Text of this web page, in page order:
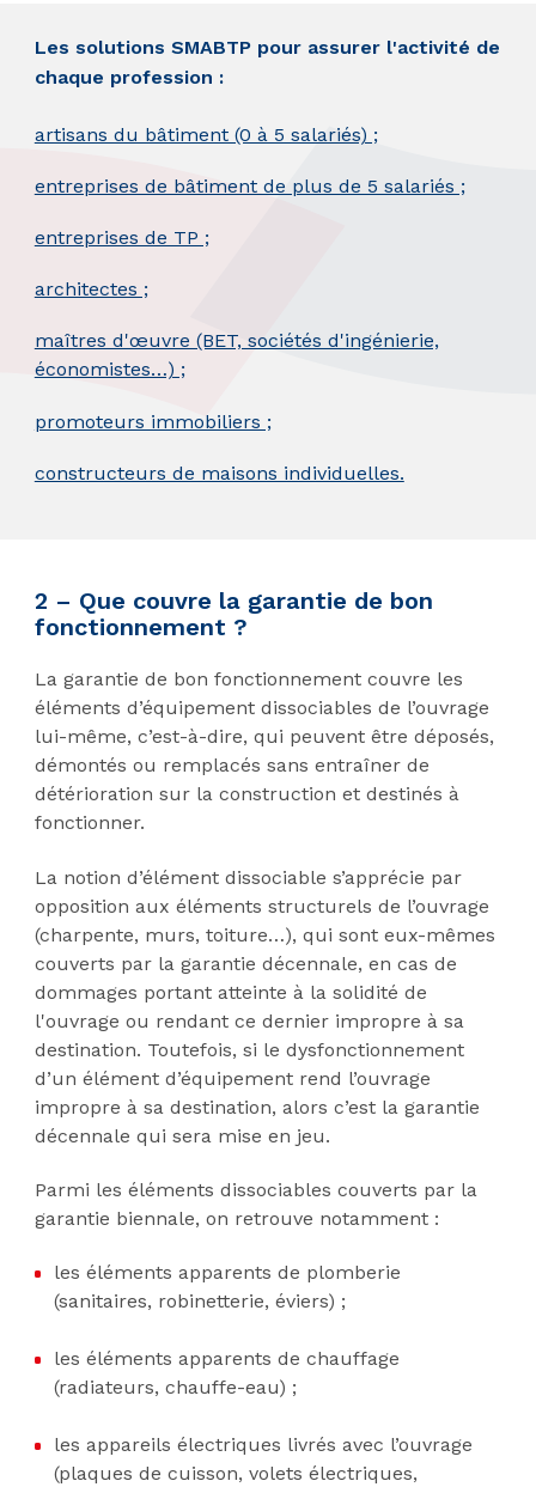
Les solutions SMABTP pour assurer l'activité de
chaque profession :
artisans du bâtiment (0 à 5 salariés) ;
entreprises de bâtiment de plus de 5 salariés ;
entreprises de TP ;
architectes ;
maîtres d'œuvre (BET, sociétés d'ingénierie,
économistes…) ;
promoteurs immobiliers ;
constructeurs de maisons individuelles.
2 – Que couvre la garantie de bon
fonctionnement ?
La garantie de bon fonctionnement couvre les
éléments d’équipement dissociables de l’ouvrage
lui-même, c’est-à-dire, qui peuvent être déposés,
démontés ou remplacés sans entraîner de
détérioration sur la construction et destinés à
fonctionner.
La notion d’élément dissociable s’apprécie par
opposition aux éléments structurels de l’ouvrage
(charpente, murs, toiture…), qui sont eux-mêmes
couverts par la garantie décennale, en cas de
dommages portant atteinte à la solidité de
l'ouvrage ou rendant ce dernier impropre à sa
destination. Toutefois, si le dysfonctionnement
d’un élément d’équipement rend l’ouvrage
impropre à sa destination, alors c’est la garantie
décennale qui sera mise en jeu.
Parmi les éléments dissociables couverts par la
garantie biennale, on retrouve notamment :
les éléments apparents de plomberie
(sanitaires, robinetterie, éviers) ;
les éléments apparents de chauffage
(radiateurs, chauffe-eau) ;
les appareils électriques livrés avec l’ouvrage
(plaques de cuisson, volets électriques,